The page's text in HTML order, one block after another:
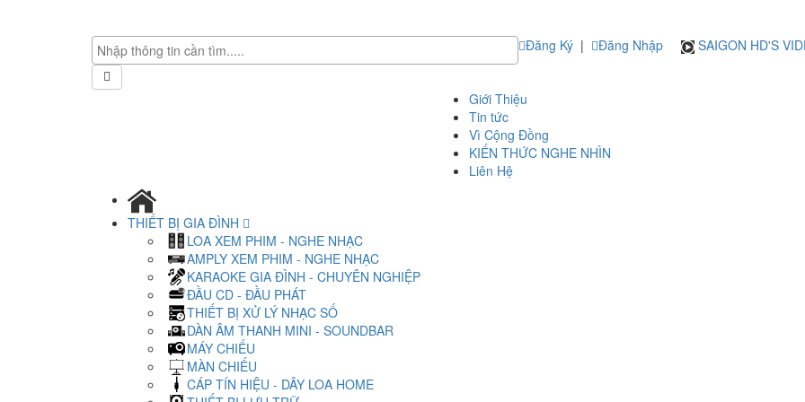
Đăng Ký | Đăng Nhập SAIGON HD'S
Giới Thiệu
Tin tức
Vì Cộng Đồng
KIẾN THỨC NGHE NHÌN
Liên Hệ
THIẾT BỊ GIA ĐÌNH
LOA XEM PHIM - NGHE NHẠC
AMPLY XEM PHIM - NGHE NHẠC
KARAOKE GIA ĐÌNH - CHUYÊN NGHIỆP
ĐẦU CD - ĐẦU PHÁT
THIẾT BỊ XỬ LÝ NHẠC SỐ
DÀN ÂM THANH MINI - SOUNDBAR
MÁY CHIẾU
MÀN CHIẾU
CÁP TÍN HIỆU - DÂY LOA HOME